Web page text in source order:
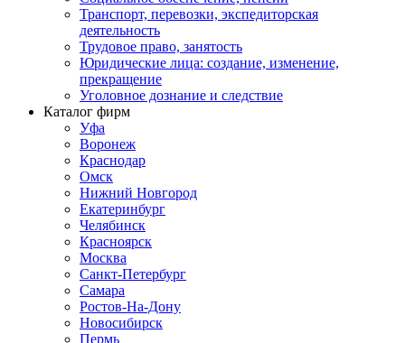
Транспорт, перевозки, экспедиторская
деятельность
Трудовое право, занятость
Юридические лица: создание, изменение,
прекращение
Уголовное дознание и следствие
Каталог фирм
Уфа
Воронеж
Краснодар
Омск
Нижний Новгород
Екатеринбург
Челябинск
Красноярск
Москва
Санкт-Петербург
Самара
Ростов-На-Дону
Новосибирск
Пермь